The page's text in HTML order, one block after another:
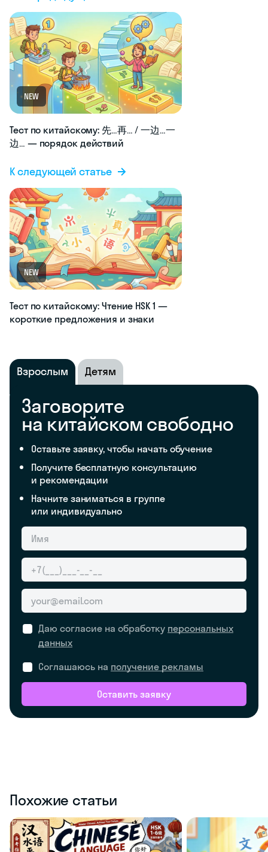
NEW
Тест по китайскому: 先…再… / 一边…一
边… — порядок действий
К следующей статье
NEW
Тест по китайскому: Чтение HSK 1 —
короткие предложения и знаки
Взрослым Детям
Заговорите
на китайском свободно
Оставьте заявку, чтобы начать обучение
Получите бесплатную консультацию
и рекомендации
Начните заниматься в группе
или индивидуально
Даю согласие на обработку персональных
данных
Соглашаюсь на получение рекламы
Оставить заявку
Похожие статьи